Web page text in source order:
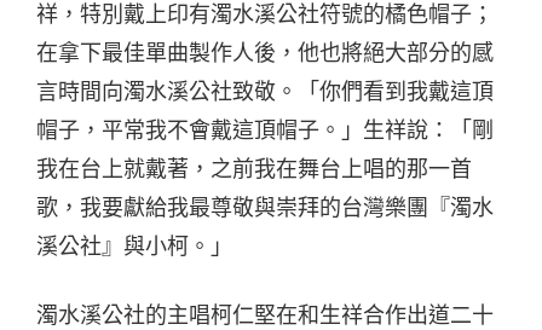
祥，特別戴上印有濁水溪公社符號的橘色帽子；
在拿下最佳單曲製作人後，他也將絕大部分的感
言時間向濁水溪公社致敬。「你們看到我戴這頂
帽子，平常我不會戴這頂帽子。」生祥說：「剛
我在台上就戴著，之前我在舞台上唱的那一首
歌，我要獻給我最尊敬與崇拜的台灣樂團『濁水
溪公社』與小柯。」
濁水溪公社的主唱柯仁堅在和生祥合作出道二十